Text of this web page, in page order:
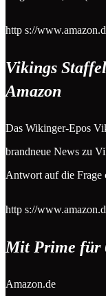
http s://
Vikings
Amazon
Das Wikinger-Epos
brandneue News zu
Antwort auf die
http s://
Mit Prime für
Amazon.de